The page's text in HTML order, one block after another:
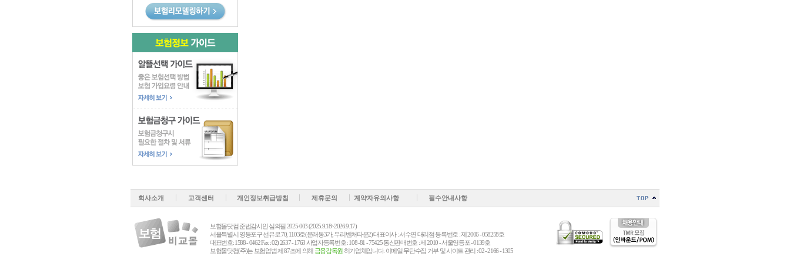
회사소개 고객센터 개인정보취급방침 제휴문의 계약자유의사항 필수안내사항
보험몰닷컴 준법감시인 심의필 2025-003 (2025.9.18~2026.9.17)
서울특별시 영등포구 선유로 70, 1103호(문래동3가, 우리벤처타운2) 대표이사 : 서수연 대리점 등록번호 : 제 2006 - 058258호
대표번호: 1588 - 0462 Fax : 02) 2637 - 1763 사업자등록번호 : 108 -81 - 75425 통신판매번호 : 제 2010 - 서울영등포 - 0139호
보험몰닷컴(주)는 보험업법 제 87조에 의해금융감독원허가업체입니다. 이메일 무단수집 거부 및 사이트 관리 : 02 - 2166 - 1305